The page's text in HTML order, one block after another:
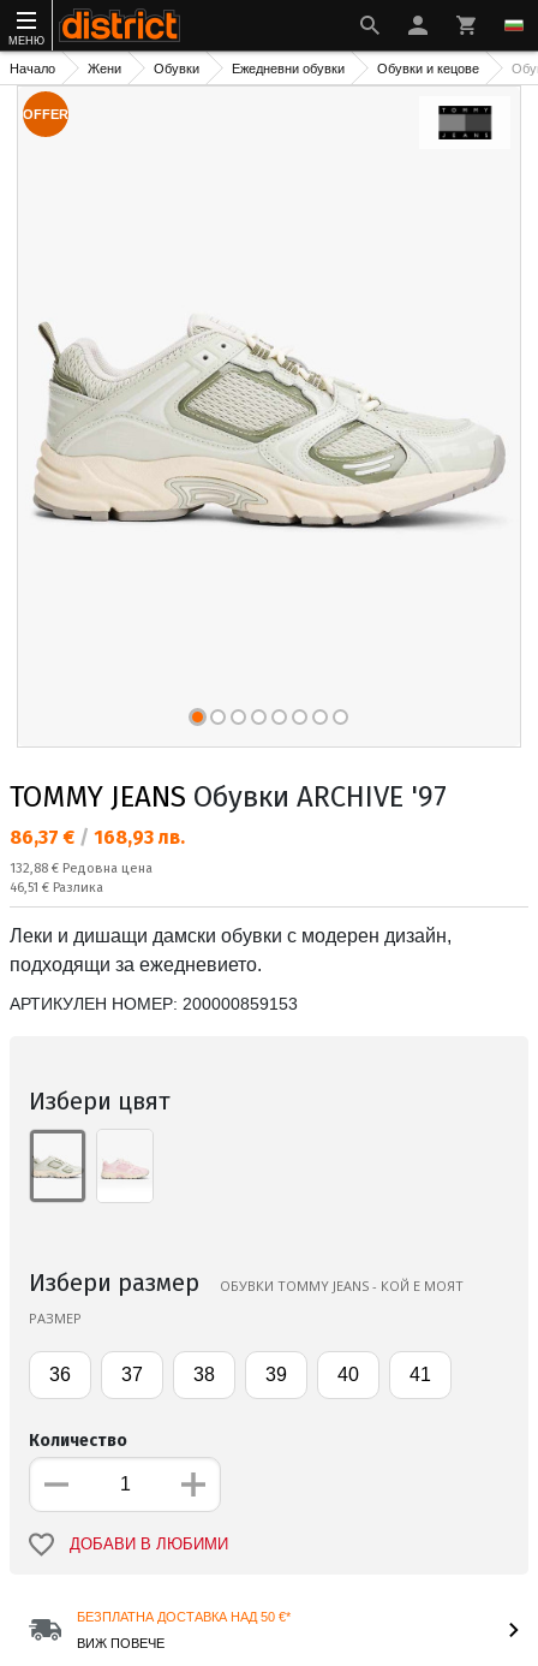
МЕНЮ
Начало Жени Обувки Ежедневни обувки Обувки и кецове
OFFER
TOMMY JEANS Обувки ARCHIVE '97
Текуща цена:
86,37 € / 168,93 лв.
Редовна цена:
132,88 € Редовна цена
Спестявате:
46,51 € Разлика
Леки и дишащи дамски обувки с модерен дизайн,
подходящи за ежедневието.
АРТИКУЛЕН НОМЕР: 200000859153
Избери цвят
Избери размер
ОБУВКИ TOMMY JEANS - КОЙ Е МОЯТ
РАЗМЕР
36 37 38 39 40 41
Количество
ДОБАВИ В ЛЮБИМИ
БЕЗПЛАТНА ДОСТАВКА НАД 50 €*
ВИЖ ПОВЕЧЕ